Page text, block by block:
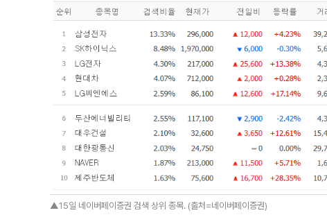
▲15일 네이버페이증권 검색 상위 종목. (출처=네이버페이증권)